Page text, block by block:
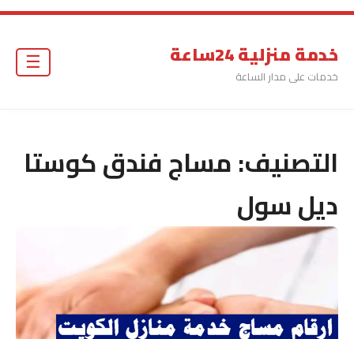
خدمة منزلية 24ساعة
خدمات على مدار الساعة
☰
التصنيف:مساج فندق كوستا
ديل سول